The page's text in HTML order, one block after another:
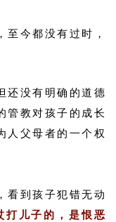
今都没有过时，
还没有明确的道德
管教对孩子的成长
人父母者的一个权
看到孩子犯错无动
打儿子的，是恨恶